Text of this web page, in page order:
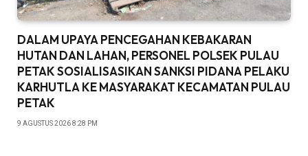
DALAM UPAYA PENCEGAHAN KEBAKARAN
HUTAN DAN LAHAN, PERSONEL POLSEK PULAU
PETAK SOSIALISASIKAN SANKSI PIDANA PELAKU
KARHUTLA KE MASYARAKAT KECAMATAN PULAU
PETAK
9 AGUSTUS 2026 8:28 PM